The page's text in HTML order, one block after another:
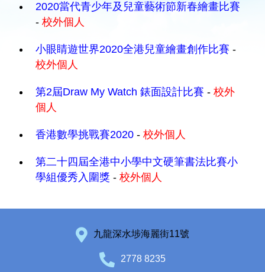
2020當代青少年及兒童藝術節新春繪畫比賽
- 校外個人
小眼睛遊世界2020全港兒童繪畫創作比賽 -
校外個人
第2屆Draw My Watch 錶面設計比賽 - 校外
個人
香港數學挑戰賽2020 - 校外個人
第二十四屆全港中小學中文硬筆書法比賽小
學組優秀入圍獎 - 校外個人
九龍深水埗海麗街11號
2778 8235